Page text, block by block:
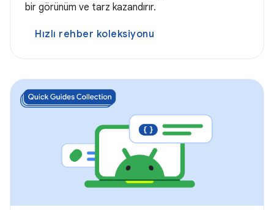
bir görünüm ve tarz kazandırır.
Hızlı rehber koleksiyonu